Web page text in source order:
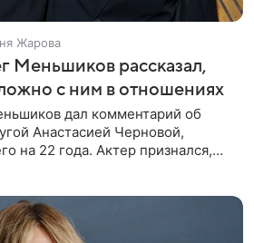
Жарова
Меньшиков рассказал,
с ним в отношениях
дал комментарий об
Анастасией Черновой,
на 22 года. Актер признался,